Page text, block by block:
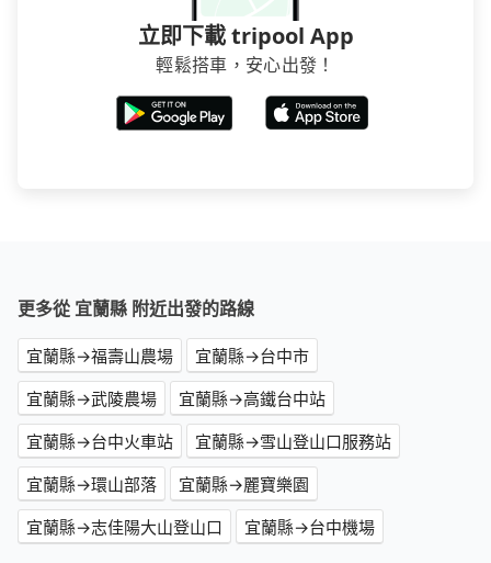
立即下載 tripool App
輕鬆搭車，安心出發！
更多從 宜蘭縣 附近出發的路線
宜蘭縣→福壽山農場
宜蘭縣→台中市
宜蘭縣→武陵農場
宜蘭縣→高鐵台中站
宜蘭縣→台中火車站
宜蘭縣→雪山登山口服務站
宜蘭縣→環山部落
宜蘭縣→麗寶樂園
宜蘭縣→志佳陽大山登山口
宜蘭縣→台中機場